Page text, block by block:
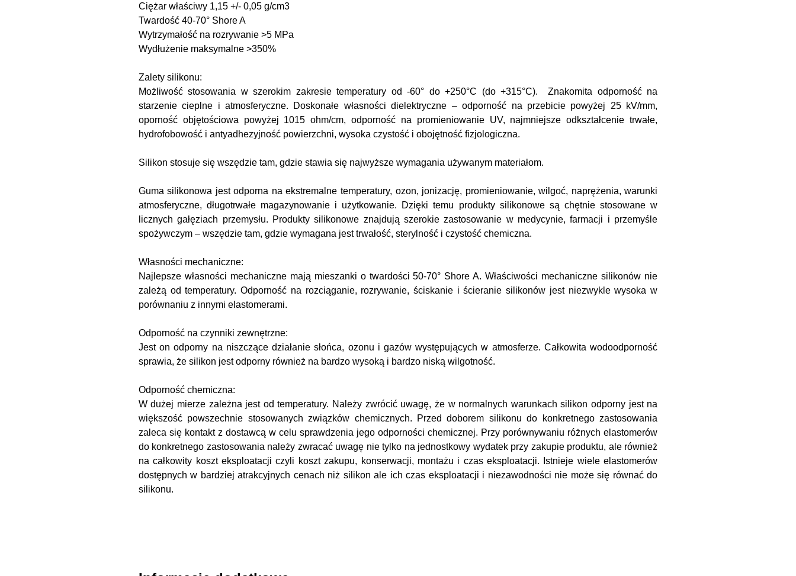
Ciężar właściwy1,15 +/- 0,05 g/cm3
Twardość40-70° Shore A
Wytrzymałość na rozrywanie>5 MPa
Wydłużenie maksymalne>350%
Zalety silikonu:
Możliwość stosowania w szerokim zakresie temperatury od -60° do +250°C (do +315°C). Znakomita odporność na
starzenie cieplne i atmosferyczne. Doskonałe własności dielektryczne – odporność na przebicie powyżej 25 kV/mm,
oporność objętościowa powyżej 1015 ohm/cm, odporność na promieniowanie UV, najmniejsze odkształcenie trwałe,
hydrofobowość i antyadhezyjność powierzchni, wysoka czystość i obojętność fizjologiczna.
Silikon stosuje się wszędzie tam, gdzie stawia się najwyższe wymagania używanym materiałom.
Guma silikonowa jest odporna na ekstremalne temperatury, ozon, jonizację, promieniowanie, wilgoć, naprężenia, warunki
atmosferyczne, długotrwałe magazynowanie i użytkowanie. Dzięki temu produkty silikonowe są chętnie stosowane w
licznych gałęziach przemysłu. Produkty silikonowe znajdują szerokie zastosowanie w medycynie, farmacji i przemyśle
spożywczym – wszędzie tam, gdzie wymagana jest trwałość, sterylność i czystość chemiczna.
Własności mechaniczne:
Najlepsze własności mechaniczne mają mieszanki o twardości 50-70° Shore A. Właściwości mechaniczne silikonów nie
zależą od temperatury. Odporność na rozciąganie, rozrywanie, ściskanie i ścieranie silikonów jest niezwykle wysoka w
porównaniu z innymi elastomerami.
Odporność na czynniki zewnętrzne:
Jest on odporny na niszczące działanie słońca, ozonu i gazów występujących w atmosferze. Całkowita wodoodporność
sprawia, że silikon jest odporny również na bardzo wysoką i bardzo niską wilgotność.
Odporność chemiczna:
W dużej mierze zależna jest od temperatury. Należy zwrócić uwagę, że w normalnych warunkach silikon odporny jest na
większość powszechnie stosowanych związków chemicznych. Przed doborem silikonu do konkretnego zastosowania
zaleca się kontakt z dostawcą w celu sprawdzenia jego odporności chemicznej. Przy porównywaniu różnych elastomerów
do konkretnego zastosowania należy zwracać uwagę nie tylko na jednostkowy wydatek przy zakupie produktu, ale również
na całkowity koszt eksploatacji czyli koszt zakupu, konserwacji, montażu i czas eksploatacji. Istnieje wiele elastomerów
dostępnych w bardziej atrakcyjnych cenach niż silikon ale ich czas eksploatacji i niezawodności nie może się równać do
silikonu.